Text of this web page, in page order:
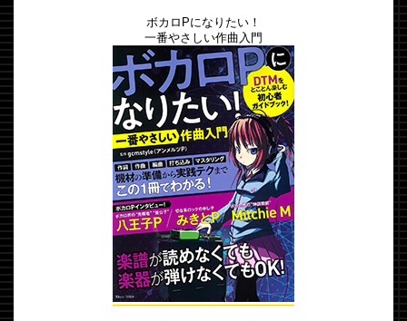
ボカロPになりたい！
一番やさしい作曲入門